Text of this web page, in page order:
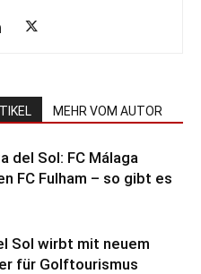
MEHR VOM AUTOR
del Sol: FC Málaga
FC Fulham – so gibt es
Sol wirbt mit neuem
für Golftourismus